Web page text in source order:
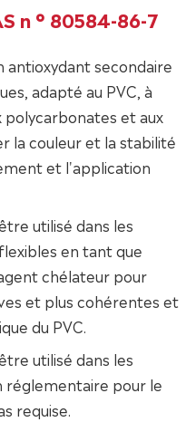
n ° 80584-86-7
antioxydant secondaire
adapté au PVC, à
polycarbonates et aux
la couleur et la stabilité
et l'application
utilisé dans les
en tant que
chélateur pour
et plus cohérentes et
du PVC.
utilisé dans les
pour le
requise.